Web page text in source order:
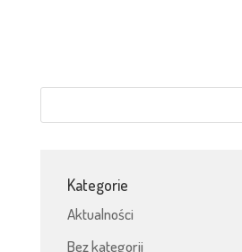
Kategorie
Aktualności
Bez kategorii